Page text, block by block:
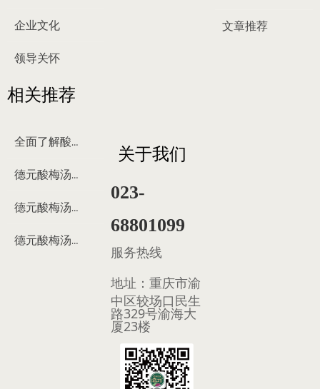
企业文化
领导关怀
文章推荐
关于我们
023-
68801099
服务热线
地址： 重庆市渝
中区较场口民生
路329号渝海大
厦23楼
相关推荐
全面了解酸梅汤
德元酸梅汤来历
德元酸梅汤制作过程
德元酸梅汤多少钱